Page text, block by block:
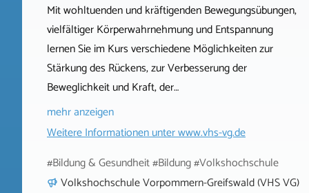
Mit wohltuenden und kräftigenden Bewegungsübungen,
vielfältiger Körperwahrnehmung und Entspannung
lernen Sie im Kurs verschiedene Möglichkeiten zur
Stärkung des Rückens, zur Verbesserung der
Beweglichkeit und Kraft, der…
mehr anzeigen
Weitere Informationen unterwww.vhs-vg.de
#Bildung & Gesundheit #Bildung #Volkshochschule
Volkshochschule Vorpommern-Greifswald (VHS VG)